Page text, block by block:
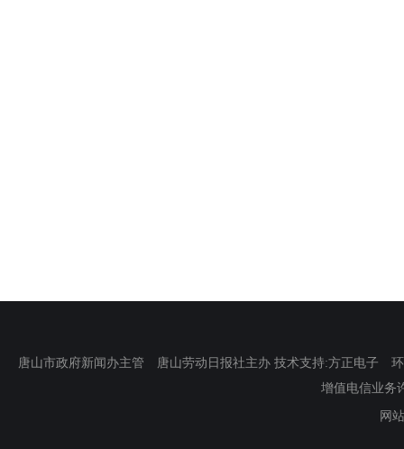
唐山市政府新闻办主管 唐山劳动日报社主办 技术支持:方正电子
增值电信业务
网